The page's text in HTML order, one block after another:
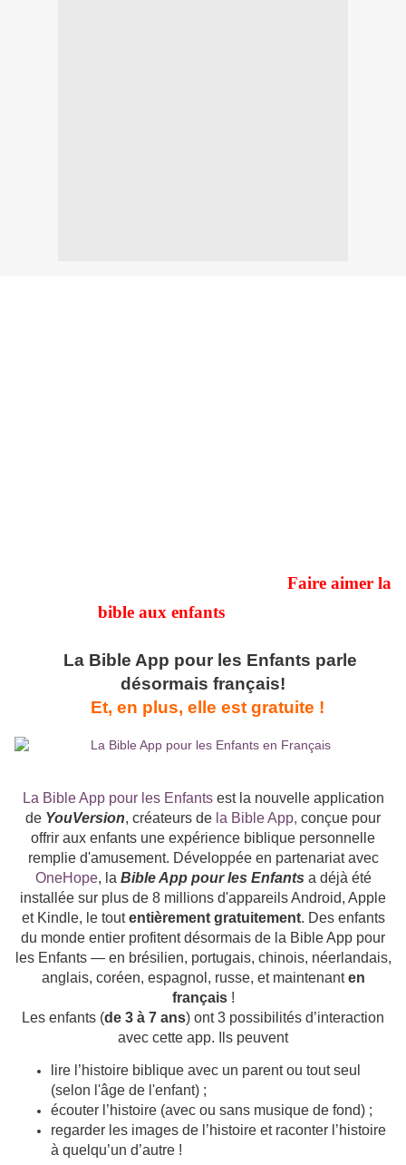
Faire aimer la
bible aux enfants
La Bible App pour les Enfants parle
désormais français!
Et, en plus, elle est gratuite !
La Bible App pour les Enfantsest la nouvelle application
de YouVersion, créateurs de la Bible App, conçue pour
offrir aux enfants une expérience biblique personnelle
remplie d'amusement. Développée en partenariat avec
OneHope, la Bible App pour les Enfants a déjà été
installée sur plus de 8 millions d'appareils Android, Apple
et Kindle, le toutentièrement gratuitement. Des enfants
du monde entier profitent désormais de la Bible App pour
les Enfants — en brésilien, portugais, chinois, néerlandais,
anglais, coréen, espagnol, russe, et maintenanten
français!
Les enfants (de 3 à 7 ans) ont 3 possibilités d’interaction
avec cette app. Ils peuvent
lire l’histoire biblique avec un parent ou tout seul
(selon l'âge de l'enfant) ;
écouter l’histoire (avec ou sans musique de fond) ;
regarder les images de l’histoire et raconter l’histoire
à quelqu’un d’autre !